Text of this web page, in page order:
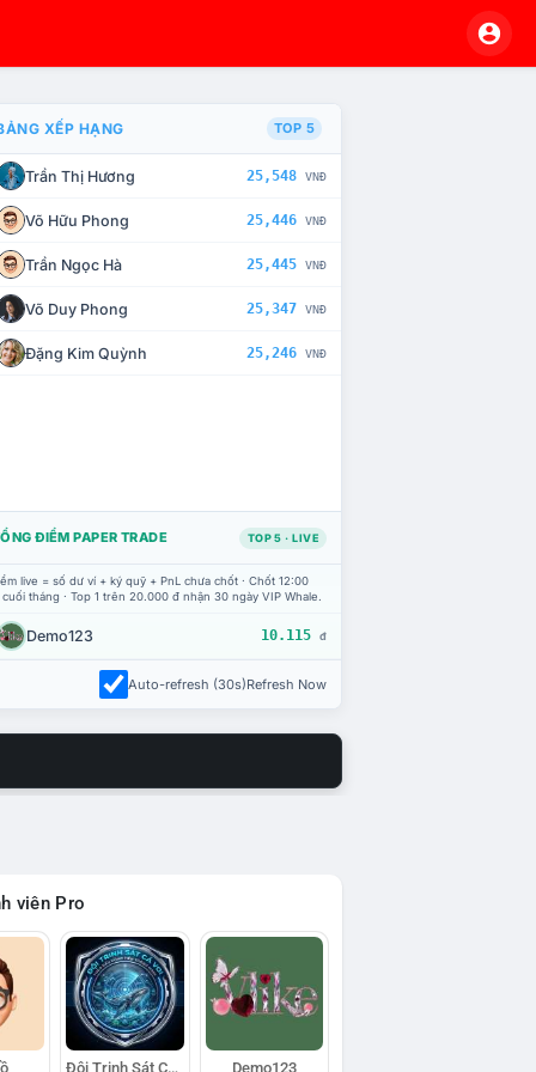
CHẾ TÀI XỬ LÝ VI PHẠM
XẾP HẠNG TOP 5
Trần Thị Hương 25,548 VNĐ
Võ Hữu Phong 25,446 VNĐ
Trần Ngọc Hà 25,445 VNĐ
Võ Duy Phong 25,347 VNĐ
Đặng Kim Quỳnh 25,246 VNĐ
ĐIỂM PAPER TRADE TOP 5 · LIVE
live = số dư ví + ký quỹ + PnL chưa chốt · Chốt 12:00
tháng · Top 1 trên 20.000 đ nhận 30 ngày VIP Whale.
Demo123 10.115 đ
Auto-refresh (30s)Refresh Now
viên Pro
Đội Trinh Sát Cá Voi Demo123